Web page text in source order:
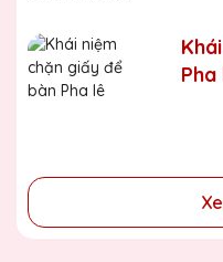
cá nhân, tập thể
- Tri ân, thay lời cảm ơn
đã cống hiến, đóng góp
Pha